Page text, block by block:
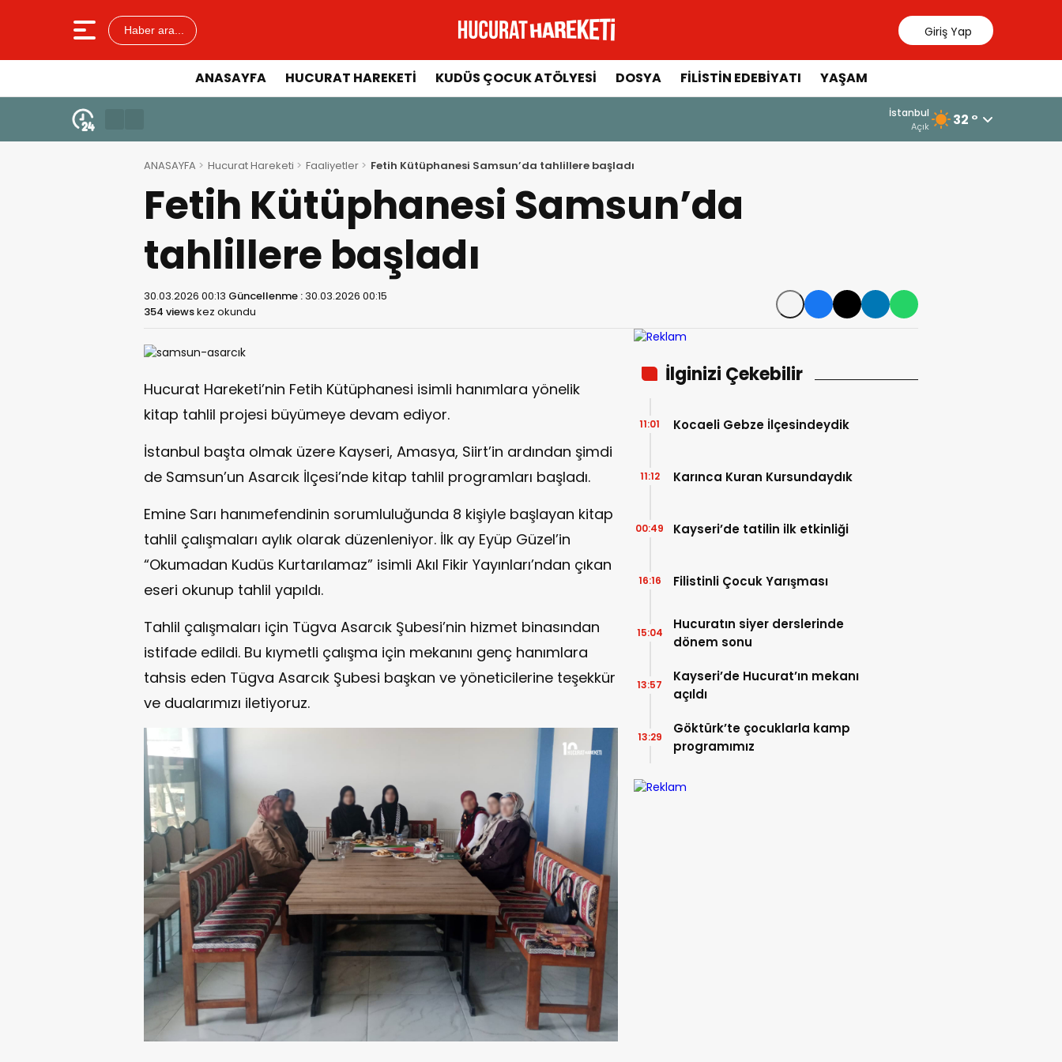
Haber ara... Giriş Yap
ANASAYFA HUCURAT HAREKETI KUDÜS ÇOCUK ATÖLYESI DOSYA FILISTIN EDEBIYATI YAŞAM
İstanbul
Açık 32 °
ANASAYFA Hucurat Hareketi Faaliyetler Fetih Kütüphanesi Samsun’da tahlillere başladı
Fetih Kütüphanesi Samsun’da
tahlillere başladı
30.03.2026 00:13 Güncellenme :30.03.2026 00:15
354 viewskez okundu
Hucurat Hareketi’nin Fetih Kütüphanesi isimli hanımlara yönelik
kitap tahlil projesi büyümeye devam ediyor.
İstanbul başta olmak üzere Kayseri, Amasya, Siirt’in ardından şimdi
de Samsun’un Asarcık İlçesi’nde kitap tahlil programları başladı.
Emine Sarı hanımefendinin sorumluluğunda 8 kişiyle başlayan kitap
tahlil çalışmaları aylık olarak düzenleniyor. İlk ay Eyüp Güzel’in
“Okumadan Kudüs Kurtarılamaz” isimli Akıl Fikir Yayınları’ndan çıkan
eseri okunup tahlil yapıldı.
Tahlil çalışmaları için Tügva Asarcık Şubesi’nin hizmet binasından
istifade edildi. Bu kıymetli çalışma için mekanını genç hanımlara
tahsis eden Tügva Asarcık Şubesi başkan ve yöneticilerine teşekkür
ve dualarımızı iletiyoruz.
İlginizi Çekebilir
Kocaeli Gebze İlçesindeydik
11:01
Karınca Kuran Kursundaydık
11:12
Kayseri’de tatilin ilk etkinliği
00:49
Filistinli Çocuk Yarışması
16:16
Hucuratın siyer derslerinde
dönem sonu
15:04
Kayseri’de Hucurat’ın mekanı
açıldı
13:57
Göktürk’te çocuklarla kamp
programımız
13:29